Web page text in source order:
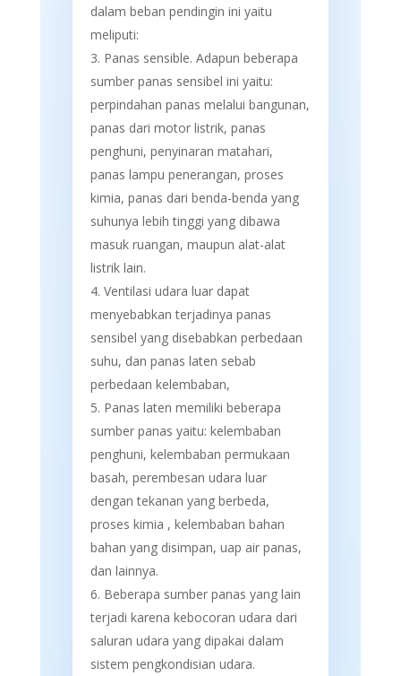
dalam beban pendingin ini yaitu
meliputi:
Panas sensible. Adapun beberapa
sumber panas sensibel ini yaitu:
perpindahan panas melalui bangunan,
panas dari motor listrik, panas
penghuni, penyinaran matahari,
panas lampu penerangan, proses
kimia, panas dari benda-benda yang
suhunya lebih tinggi yang dibawa
masuk ruangan, maupun alat-alat
listrik lain.
Ventilasi udara luar dapat
menyebabkan terjadinya panas
sensibel yang disebabkan perbedaan
suhu, dan panas laten sebab
perbedaan kelembaban,
Panas laten memiliki beberapa
sumber panas yaitu: kelembaban
penghuni, kelembaban permukaan
basah, perembesan udara luar
dengan tekanan yang berbeda,
proses kimia , kelembaban bahan
bahan yang disimpan, uap air panas,
dan lainnya.
Beberapa sumber panas yang lain
terjadi karena kebocoran udara dari
saluran udara yang dipakai dalam
sistem pengkondisian udara.